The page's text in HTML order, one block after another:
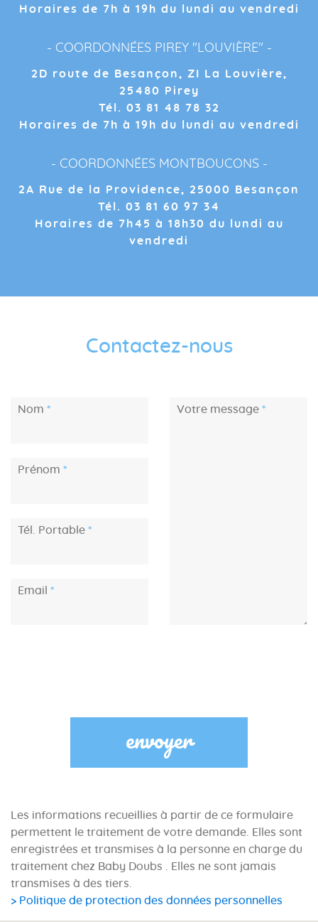
Horaires de 7h à 19h du lundi au vendredi
- COORDONNÉES PIREY "LOUVIÈRE" -
2D route de Besançon, ZI La Louvière,
25480 Pirey
Tél. 03 81 48 78 32
Horaires de 7h à 19h du lundi au vendredi
- COORDONNÉES MONTBOUCONS -
2A Rue de la Providence, 25000 Besançon
Tél. 03 81 60 97 34
Horaires de 7h45 à 18h30 du lundi au
vendredi
Contactez-nous
Nom
Prénom
Tél. Portable
Email
Votre message
envoyer
Les informations recueillies à partir de ce formulaire
permettent le traitement de votre demande. Elles sont
enregistrées et transmises à la personne en charge du
traitement chez Baby Doubs . Elles ne sont jamais
transmises à des tiers.
> Politique de protection des données personnelles